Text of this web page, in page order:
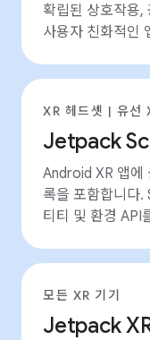
확립된 상호작용,
사용자 친화적인
XR 헤드셋 | 유선
Jetpack
Android XR 앱에
록을 포함합니다
티티 및 환경 API
모든 XR 기기
Jetpack